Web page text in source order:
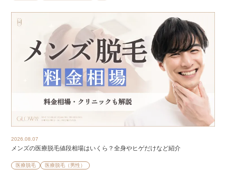
2026.08.07
メンズの医療脱毛値段相場はいくら？全身やヒゲだけなど紹介
医療脱毛 医療脱毛（男性）